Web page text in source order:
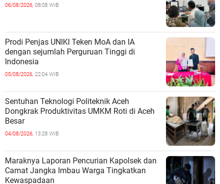
06/08/2026, 08:08 WIB
Prodi Penjas UNIKI Teken MoA dan IA
dengan sejumlah Perguruan Tinggi di
Indonesia
05/08/2026, 22:04 WIB
Sentuhan Teknologi Politeknik Aceh
Dongkrak Produktivitas UMKM Roti di Aceh
Besar
04/08/2026, 13:28 WIB
Maraknya Laporan Pencurian Kapolsek dan
Camat Jangka Imbau Warga Tingkatkan
Kewaspadaan